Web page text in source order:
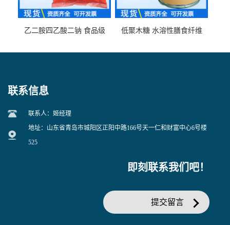
乙二胺四乙酸二钠 食品级
低聚木糖 水溶性膳食纤维
联系信息
联系人：姬经理
地址：山东省青岛市城阳区正阳中路166号天一仁和财富中心6号楼
525
即刻联系我们吧！
提交留言